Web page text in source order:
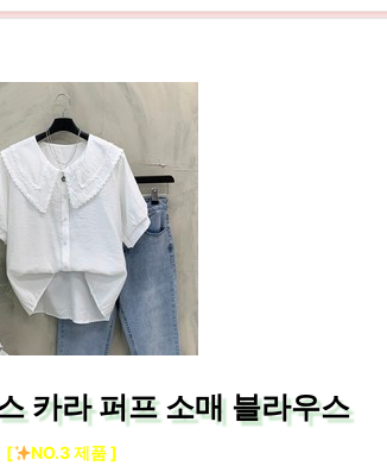
카라 퍼프 소매 블라우스
[ NO.3 제품 ]